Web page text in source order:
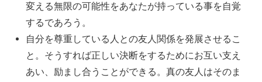
変える無限の可能性をあなたが持っている事を自覚
するであろう。
自分を尊重している人との友人関係を発展させるこ
と。そうすれば正しい決断をするためにお互い支え
あい、励まし合うことができる。真の友人はそのま